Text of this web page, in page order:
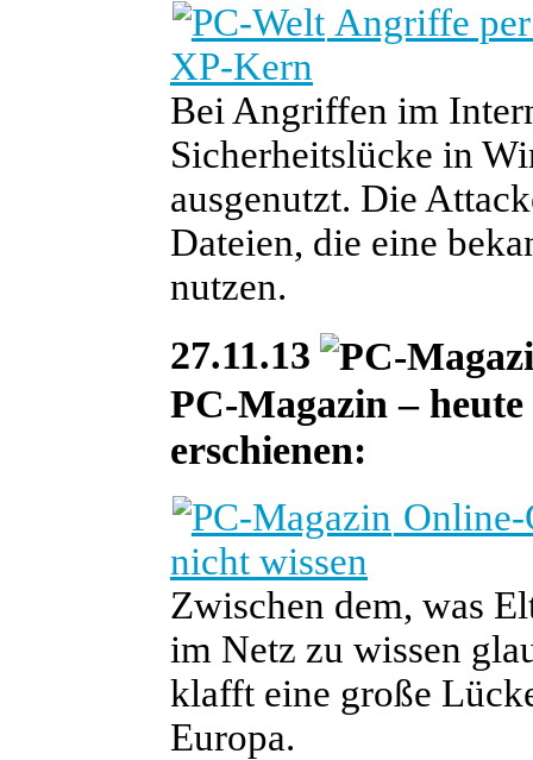
Angriffe
XP-Kern
Bei Angriffen im
Sicherheitslücke in
ausgenutzt. Die
Dateien, die eine
nutzen.
27.11.13
PC-Magazin –
erschienen:
Online-
nicht wissen
Zwischen dem, was
im Netz zu wissen
klafft eine große
Europa.